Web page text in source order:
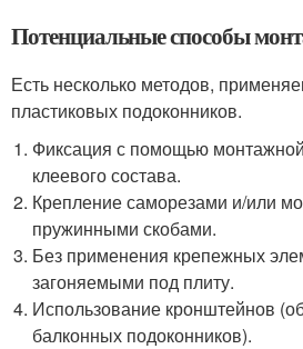
Потенциальные способы
Есть несколько методов,
пластиковых подоконников.
Фиксация с помощью
клеевого состава.
Крепление саморезами и/или
пружинными скобами.
Без применения крепежных
загоняемыми под плиту.
Использование кронштейнов
балконных подоконников).